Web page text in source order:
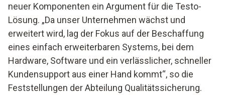
neuer Komponenten ein Argument für die Testo-
Lösung. „Da unser Unternehmen wächst und
erweitert wird, lag der Fokus auf der Beschaffung
eines einfach erweiterbaren Systems, bei dem
Hardware, Software und ein verlässlicher, schneller
Kundensupport aus einer Hand kommt“, so die
Feststellungen der Abteilung Qualitätssicherung.